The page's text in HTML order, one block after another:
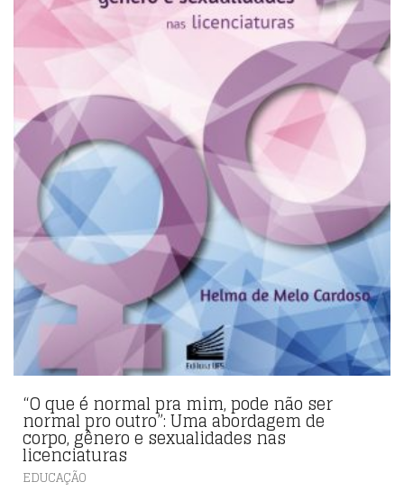
“O que é normal pra mim, pode não ser
normal pro outro”: Uma abordagem de
corpo, gênero e sexualidades nas
licenciaturas
EDUCAÇÃO